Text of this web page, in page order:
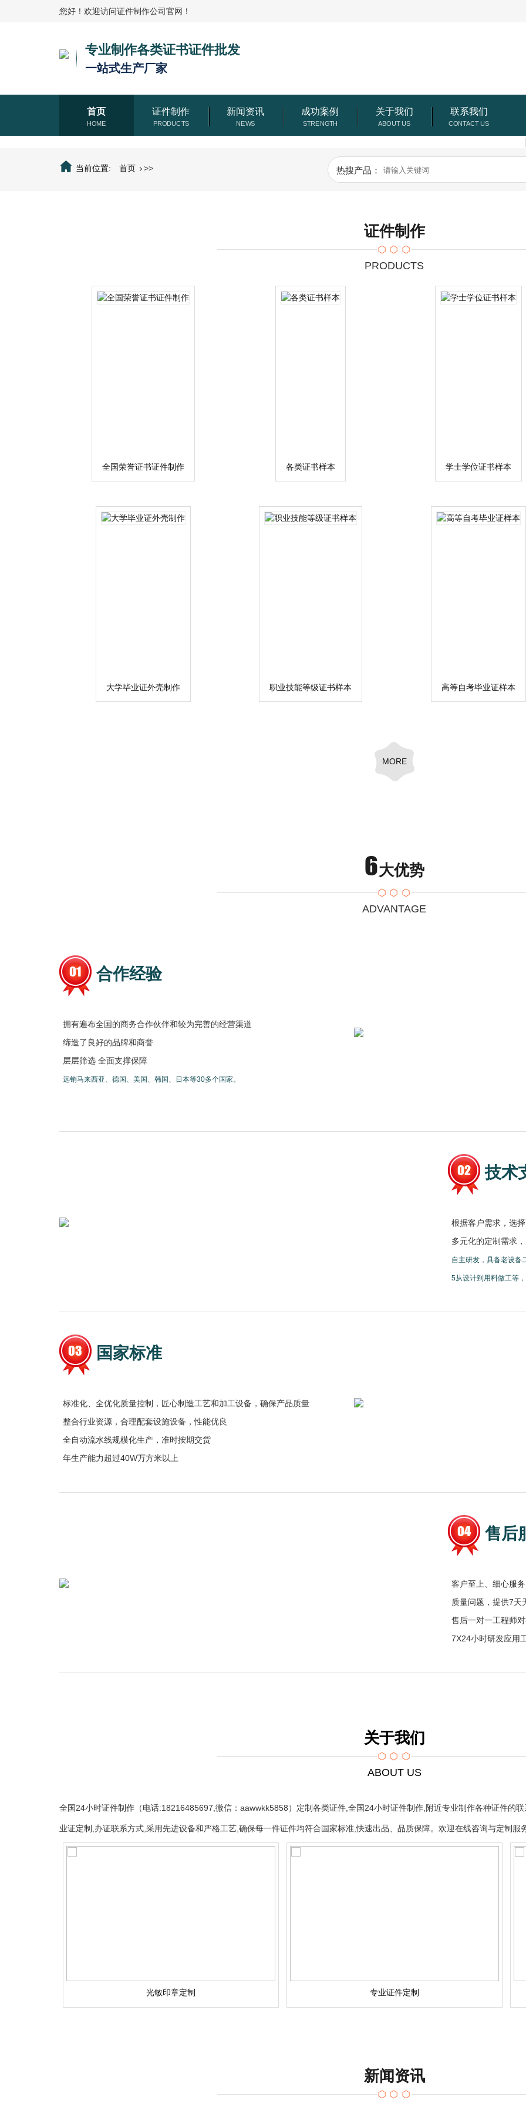
您好！欢迎访问证件制作公司官网！
专业制作各类证书证件批发
一站式生产厂家
首页 证件制作 新闻资讯 成功案例 关于我们 联系我们
当前位置: 首页 >> 热搜产品：
证件制作
PRODUCTS
全国荣誉证书证件制作
大学毕业证外壳制作
各类证书样本
职业技能等级证书样本
学士学位证书样本
高等自考毕业证样本
MORE
6大优势
ADVANTAGE
合作经验
拥有遍布全国的商务合作伙伴和较为完善的经营渠道
缔造了良好的品牌和商誉
层层筛选 全面支撑保障
远销马来西亚、德国、美国、韩国、日本等30多个国家。
技术
根据客户需求，选
多元化的定制需求
自主研发，具备老设备
5从设计到用料做工等
国家标准
标准化、全优化质量控制，匠心制造工艺和加工设备，确保产品质量
整合行业资源，合理配套设施设备，性能优良
全自动流水线规模化生产，准时按期交货
年生产能力超过40W万方米以上
售后
客户至上、细心服
质量问题，提供7天
售后一对一工程师
7X24小时研发应用
关于我们
ABOUT US
全国24小时证件制作（电话:18216485697,微信：aawwkk5858）定制各类证件,全国24小时证件制作,附近专业制作各种证件的
业证定制,办证联系方式,采用先进设备和严格工艺,确保每一件证件均符合国家标准,快速出品、品质保障。欢迎在线咨询与定制服
光敏印章定制 专业证件定制
新闻资讯